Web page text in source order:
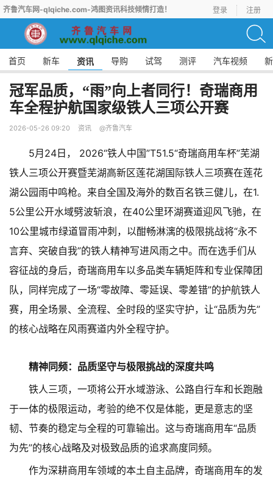
齐鲁汽车网-qlqiche.com-鸿图资讯科技倾情打造！ 登录 注册
首页 新车 资讯 导购 试驾 测评 汽车视频
冠军品质，“雨”向上者同行！奇瑞商用
车全程护航国家级铁人三项公开赛
2026-05-26 09:20 资讯 @齐鲁汽车
5月24日， 2026“铁人中国”T51.5“奇瑞商用车杯”芜湖
铁人三项公开赛暨芜湖高新区莲花湖国际铁人三项赛在莲花
湖公园雨中鸣枪。来自全国及海外的数百名铁三健儿，在1.
5公里公开水域劈波斩浪，在40公里环湖赛道迎风飞驰，在
10公里城市绿道冒雨冲刺，以酣畅淋漓的极限挑战将“永不
言弃、突破自我”的铁人精神写进风雨之中。而在选手们从
容征战的身后，奇瑞商用车以多品类车辆矩阵和专业保障团
队，同样完成了一场“零故障、零延误、零差错”的护航铁人
赛，用全场景、全流程、全时段的坚实守护，让“品质为先”
的核心战略在风雨赛道内外全程守护。
精神同频：品质坚守与极限挑战的深度共鸣
铁人三项，一项将公开水域游泳、公路自行车和长跑融
于一体的极限运动，考验的绝不仅是体能，更是意志的坚
韧、节奏的稳定与全程的可靠输出。这与奇瑞商用车“品质
为先”的核心战略及对极致品质的追求高度同频。
作为深耕商用车领域的本土自主品牌，奇瑞商用车的发